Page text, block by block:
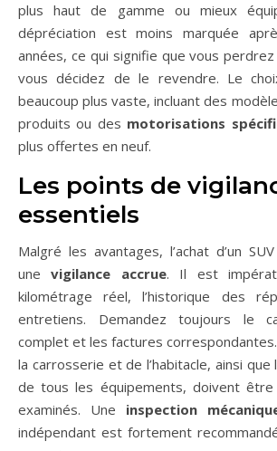
plus haut de gamme ou mieux
dépréciation est moins marquée
années, ce qui signifie que vous perdrez
vous décidez de le revendre. Le
beaucoup plus vaste, incluant des
produits ou des motorisations
plus offertes en neuf.
Les points de
essentiels
Malgré les avantages, l’achat d’un
unevigilance accrue. Il est
kilométrage réel, l’historique des
entretiens. Demandez toujours le
complet et les factures
la carrosserie et de l’habitacle, ainsi
de tous les équipements, doivent être
examinés. Une inspection
indépendant est fortement